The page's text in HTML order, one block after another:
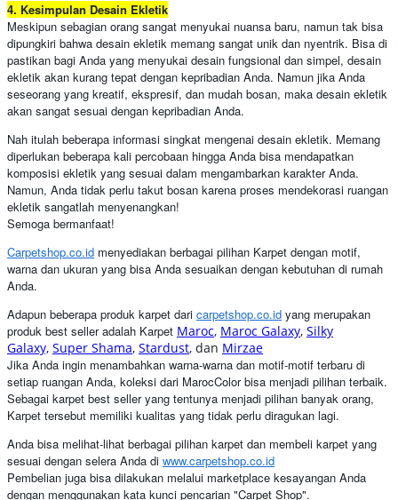
4. Kesimpulan Desain Ekletik
Meskipun sebagian orang sangat menyukai nuansa baru, namun tak bisa
dipungkiri bahwa desain ekletik memang sangat unik dan nyentrik. Bisa di
pastikan bagi Anda yang menyukai desain fungsional dan simpel, desain
ekletik akan kurang tepat dengan kepribadian Anda. Namun jika Anda
seseorang yang kreatif, ekspresif, dan mudah bosan, maka desain ekletik
akan sangat sesuai dengan kepribadian Anda.
Nah itulah beberapa informasi singkat mengenai desain ekletik. Memang
diperlukan beberapa kali percobaan hingga Anda bisa mendapatkan
komposisi ekletik yang sesuai dalam mengambarkan karakter Anda.
Namun, Anda tidak perlu takut bosan karena proses mendekorasi ruangan
ekletik sangatlah menyenangkan!
Semoga bermanfaat!
Carpetshop.co.id menyediakan berbagai pilihan Karpet dengan motif,
warna dan ukuran yang bisa Anda sesuaikan dengan kebutuhan di rumah
Anda.
Adapun beberapa produk karpet dari carpetshop.co.id yang merupakan
produk best seller adalah Karpet Maroc, Maroc Galaxy, Silky
Galaxy, Super Shama, Stardust, dan Mirzae
Jika Anda ingin menambahkan warna-warna dan motif-motif terbaru di
setiap ruangan Anda, koleksi dari MarocColor bisa menjadi pilihan terbaik.
Sebagai karpet best seller yang tentunya menjadi pilihan banyak orang,
Karpet tersebut memiliki kualitas yang tidak perlu diragukan lagi.
Anda bisa melihat-lihat berbagai pilihan karpet dan membeli karpet yang
sesuai dengan selera Anda di www.carpetshop.co.id
Pembelian juga bisa dilakukan melalui marketplace kesayangan Anda
dengan menggunakan kata kunci pencarian "Carpet Shop".